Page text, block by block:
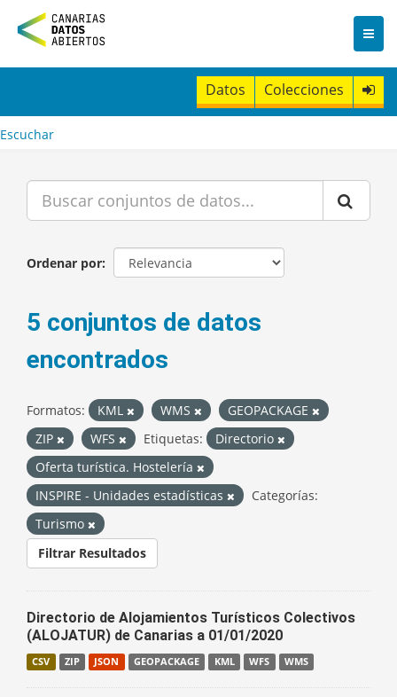
n
t
Datos Colecciones
Escuchar
Ordenar por
5 conjuntos de datos
encontrados
Formatos: KML WMS
GEOPACKAGE
ZIP
WFS Etiquetas:
Directorio
Oferta turística. Hostelería
INSPIRE - Unidades estadísticas
Categorías:
Turismo
Filtrar Resultados
Directorio de Alojamientos Turísticos Colectivos
(ALOJATUR) de Canarias a 01/01/2020
CSV ZIP JSON GEOPACKAGE KML WFS WMS